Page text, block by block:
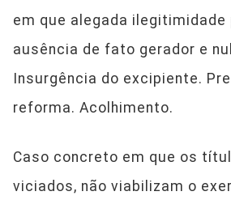
em que alegada ilegitimidade
ausência de fato gerador e
Insurgência do excipiente.
reforma. Acolhimento.
Caso concreto em que os
viciados, não viabilizam o